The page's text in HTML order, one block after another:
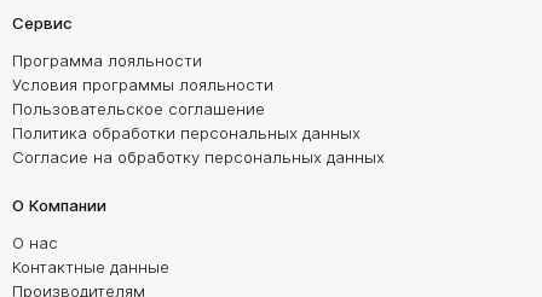
Сервис
Программа лояльности
Условия программы лояльности
Пользовательское соглашение
Политика обработки персональных данных
Согласие на обработку персональных данных
О Компании
О нас
Контактные данные
Производителям